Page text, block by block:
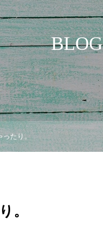
BLOG
ったり。
。